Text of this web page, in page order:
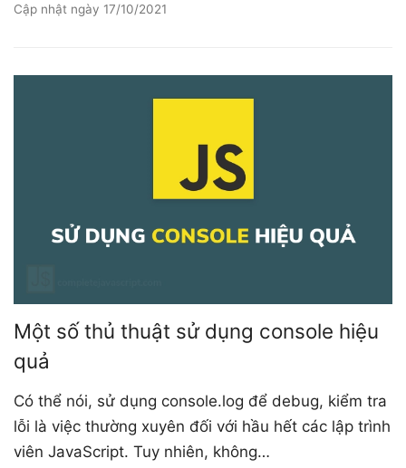
Cập nhật ngày 17/10/2021
Một số thủ thuật sử dụng console hiệu
quả
Có thể nói, sử dụng console.log để debug, kiểm tra
lỗi là việc thường xuyên đối với hầu hết các lập trình
viên JavaScript. Tuy nhiên, không…